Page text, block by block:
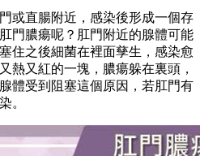
或直腸附近，感染後形成一個存
門膿瘍呢？肛門附近的腺體可能
住之後細菌在裡面孳生，感染愈
熱又紅的一塊，膿瘍躲在裏頭，
體受到阻塞這個原因，若肛門有
。